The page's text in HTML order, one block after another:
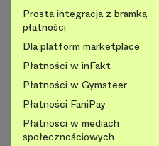
Prosta integracja z bramką
płatności
Dla platform marketplace
Płatności w inFakt
Płatności w Gymsteer
Płatności FaniPay
Płatności w mediach
społecznościowych